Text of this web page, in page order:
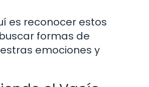
es reconocer estos
formas de
emociones y